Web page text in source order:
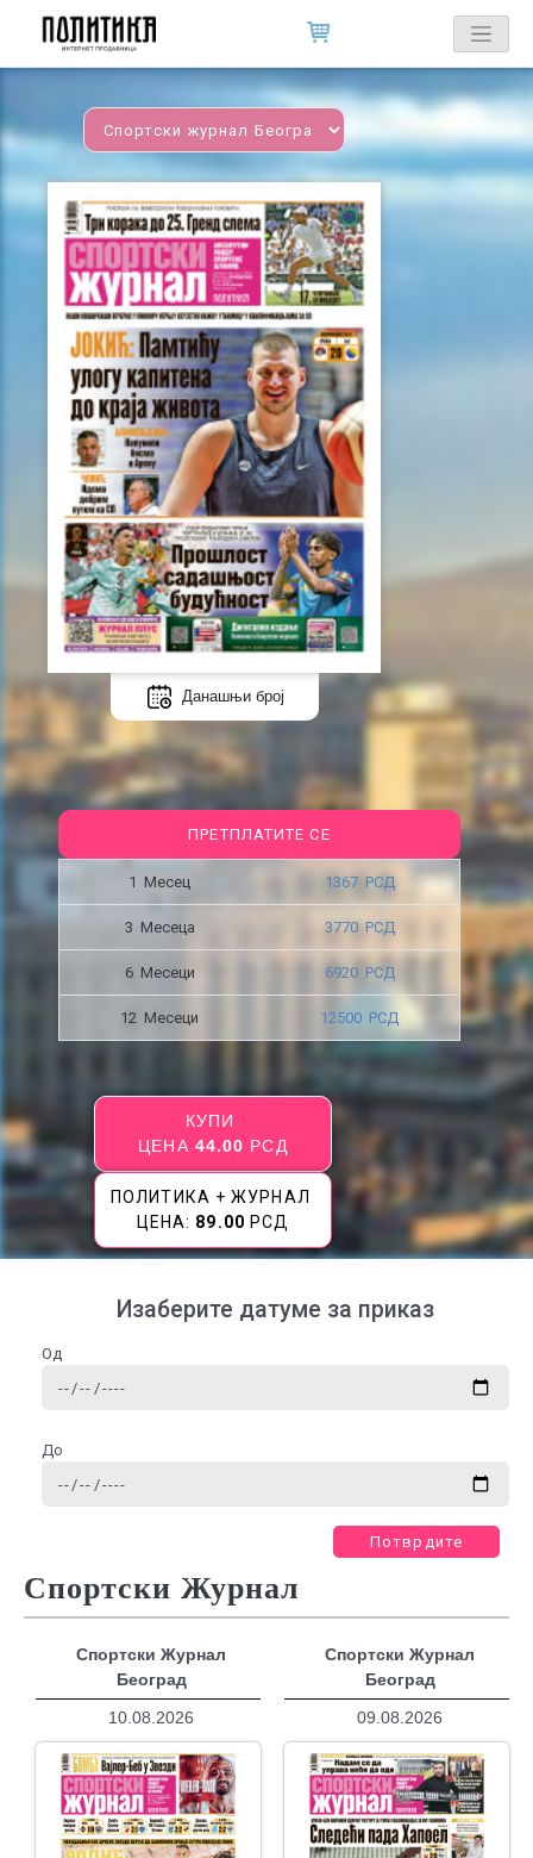
Данашњи број
ПРЕТПЛАТИТЕ СЕ
1 Месец 1367 РСД
3 Месецa 3770 РСД
6 Месеци 6920 РСД
12 Месеци 12500 РСД
КУПИ
ЦЕНА 44.00 РСД
ПОЛИТИКА + ЖУРНАЛ
ЦЕНА: 89.00 РСД
Изаберите датуме за приказ
Од
До
Потврдите
Спортски Журнал
Спортски Журнал
Београд
10.08.2026
Спортски Журнал
Београд
09.08.2026